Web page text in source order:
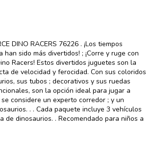
DINO RACERS 76226 . ¡Los tiempos
han sido más divertidos! ; ¡Corre y ruge con
Racers! Estos divertidos juguetes son la
de velocidad y ferocidad. Con sus coloridos
sus tubos ; decorativos y sus ruedas
son la opción ideal para jugar a
considere un experto corredor ; y un
. . Cada paquete incluye 3 vehículos
de dinosaurios. . Recomendado para niños a